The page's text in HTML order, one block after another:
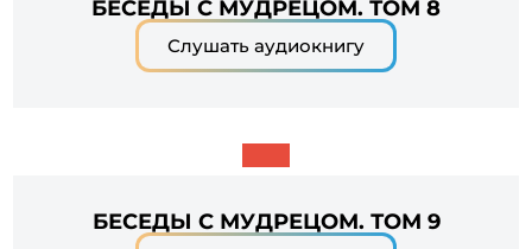
БЕСЕДЫ С МУДРЕЦОМ. ТОМ 8
Слушать аудиокнигу
БЕСЕДЫ С МУДРЕЦОМ. ТОМ 9